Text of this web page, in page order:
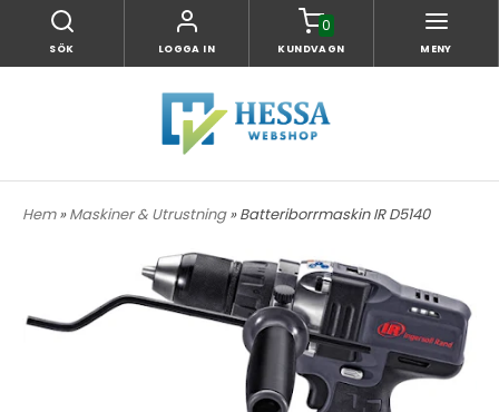
SÖK LOGGA IN
0
KUNDVAGN MENY
Hem»Maskiner & Utrustning» Batteriborrmaskin IR D5140